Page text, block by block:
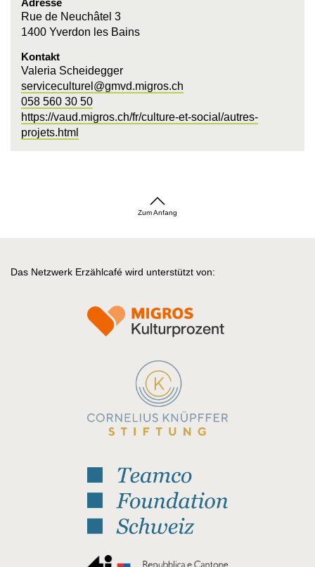
Adresse
Rue de Neuchâtel 3
1400 Yverdon les Bains
Kontakt
Valeria Scheidegger
serviceculturel@gmvd.migros.ch
058 560 30 50
https://vaud.migros.ch/fr/culture-et-social/autres-
projets.html
Zum Anfang
Das Netzwerk Erzählcafé wird unterstützt von: